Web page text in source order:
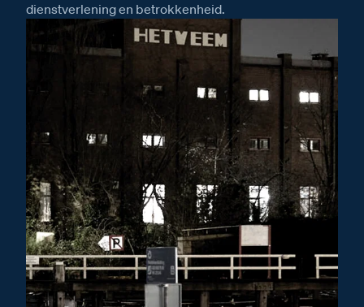
dienstverlening en betrokkenheid.